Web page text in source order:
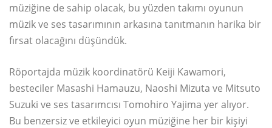
müziğine de sahip olacak, bu yüzden takımı oyunun
müzik ve ses tasarımının arkasına tanıtmanın harika bir
fırsat olacağını düşündük.
Röportajda müzik koordinatörü Keiji Kawamori,
besteciler Masashi Hamauzu, Naoshi Mizuta ve Mitsuto
Suzuki ve ses tasarımcısı Tomohiro Yajima yer alıyor.
Bu benzersiz ve etkileyici oyun müziğine her bir kişiyi